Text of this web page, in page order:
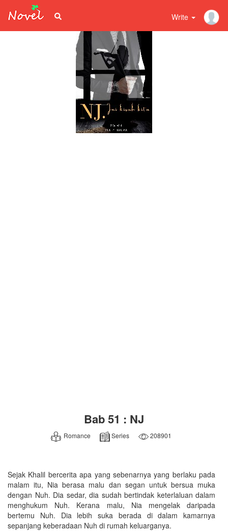
Write
Bab 51 : NJ
Romance Series 208901
Sejak Khalil bercerita apa yang sebenarnya yang berlaku pada
malam itu, Nia berasa malu dan segan untuk bersua muka
dengan Nuh. Dia sedar, dia sudah bertindak keterlaluan dalam
menghukum Nuh. Kerana malu, Nia mengelak daripada
bertemu Nuh. Dia lebih suka berada di dalam kamarnya
sepanjang keberadaan Nuh di rumah keluarganya.